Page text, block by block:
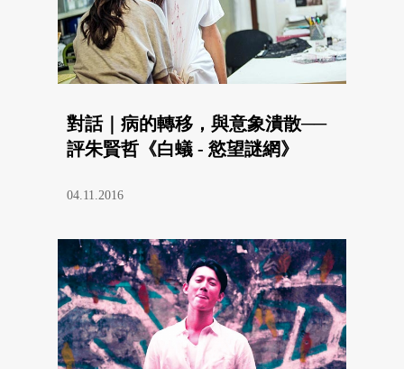
對話｜病的轉移，與意象潰散──
評朱賢哲《白蟻 - 慾望謎網》
04.11.2016